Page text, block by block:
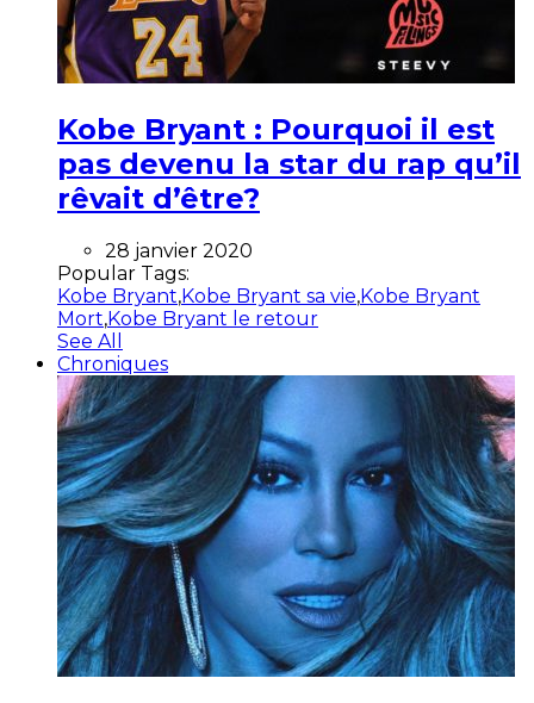
Kobe Bryant : Pourquoi il est
pas devenu la star du rap qu’il
rêvait d’être?
28 janvier 2020
Popular Tags:
Kobe Bryant,Kobe Bryant sa vie,Kobe Bryant
Mort,Kobe Bryant le retour
See All
Chroniques